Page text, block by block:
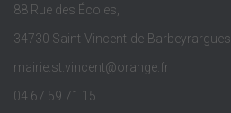
88 Rue des Écoles,
34730 Saint-Vincent-de-Barbeyrargues
mairie.st.vincent@orange.fr
04 67 59 71 15